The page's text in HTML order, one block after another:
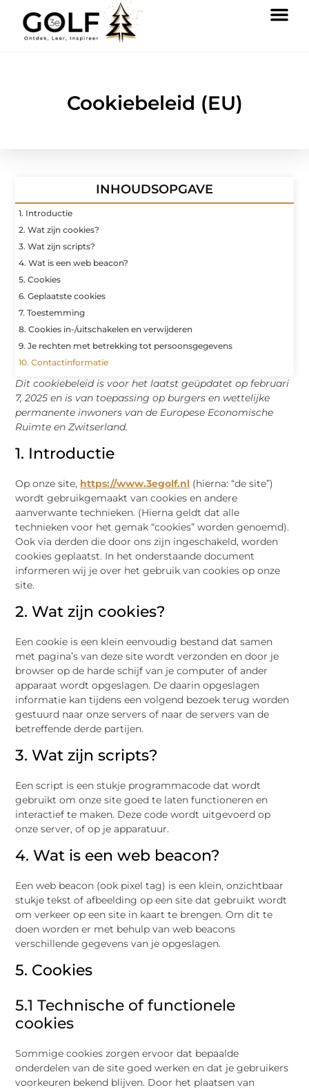
Cookiebeleid (EU)
Dit cookiebeleid is voor het laatst geüpdatet op februari
7, 2025 en is van toepassing op burgers en wettelijke
permanente inwoners van de Europese Economische
Ruimte en Zwitserland.
1. Introductie
Op onze site, https://www.3egolf.nl (hierna: “de site”)
wordt gebruikgemaakt van cookies en andere
aanverwante technieken. (Hierna geldt dat alle
technieken voor het gemak “cookies” worden genoemd).
Ook via derden die door ons zijn ingeschakeld, worden
cookies geplaatst. In het onderstaande document
informeren wij je over het gebruik van cookies op onze
site.
2. Wat zijn cookies?
Een cookie is een klein eenvoudig bestand dat samen
met pagina’s van deze site wordt verzonden en door je
browser op de harde schijf van je computer of ander
apparaat wordt opgeslagen. De daarin opgeslagen
informatie kan tijdens een volgend bezoek terug worden
gestuurd naar onze servers of naar de servers van de
betreffende derde partijen.
3. Wat zijn scripts?
Een script is een stukje programmacode dat wordt
gebruikt om onze site goed te laten functioneren en
interactief te maken. Deze code wordt uitgevoerd op
onze server, of op je apparatuur.
4. Wat is een web beacon?
Een web beacon (ook pixel tag) is een klein, onzichtbaar
stukje tekst of afbeelding op een site dat gebruikt wordt
om verkeer op een site in kaart te brengen. Om dit te
doen worden er met behulp van web beacons
verschillende gegevens van je opgeslagen.
5. Cookies
5.1 Technische of functionele
cookies
Sommige cookies zorgen ervoor dat bepaalde
onderdelen van de site goed werken en dat je gebruikers
voorkeuren bekend blijven. Door het plaatsen van
INHOUDSOPGAVE
1. Introductie
2. Wat zijn cookies?
3. Wat zijn scripts?
4. Wat is een web beacon?
5. Cookies
6. Geplaatste cookies
7. Toestemming
8. Cookies in-/uitschakelen en verwijderen
9. Je rechten met betrekking tot persoonsgegevens
10. Contactinformatie